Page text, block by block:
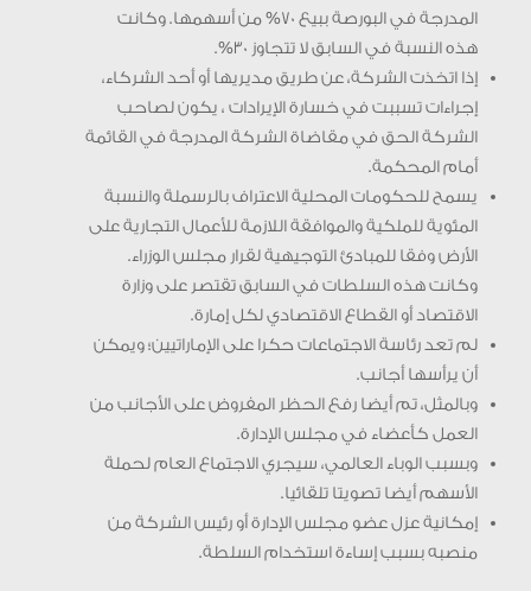
المدرجة في البورصة ببيع 70% من أسهمها. وكانت
هذه النسبة في السابق لا تتجاوز 30%.
إذا اتخذت الشركة، عن طريق مديريها أو أحد الشركاء،
إجراءات تسببت في خسارة الإيرادات ، يكون لصاحب
الشركة الحق في مقاضاة الشركة المدرجة في القائمة
أمام المحكمة.
يسمح للحكومات المحلية الاعتراف بالرسملة والنسبة
المئوية للملكية والموافقة اللازمة للأعمال التجارية على
الأرض وفقا للمبادئ التوجيهية لقرار مجلس الوزراء.
وكانت هذه السلطات في السابق تقتصر على وزارة
الاقتصاد أو القطاع الاقتصادي لكل إمارة.
لم تعد رئاسة الاجتماعات حكرا على الإماراتيين؛ ويمكن
أن يرأسها أجانب.
وبالمثل، تم أيضا رفع الحظر المفروض على الأجانب من
العمل كأعضاء في مجلس الإدارة.
وبسبب الوباء العالمي، سيجري الاجتماع العام لحملة
الأسهم أيضا تصويتا تلقائيا.
إمكانية عزل عضو مجلس الإدارة أو رئيس الشركة من
منصبه بسبب إساءة استخدام السلطة.